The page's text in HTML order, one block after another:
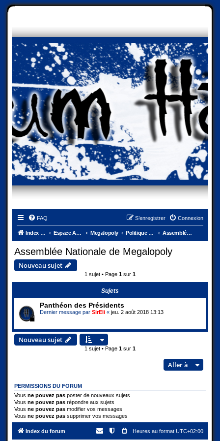
FAQ Connexion
S’enregistrer
Index du forum Espace Ambassades Megalopoly Politique et Justice Assemblée Nationale de Megalopoly
Assemblée Nationale de Megalopoly
Nouveau sujet
1 sujet • Page 1 sur 1
Sujets
Panthéon des Présidents
Dernier message par SirEli « jeu. 2 août 2018 13:13
Nouveau sujet
1 sujet • Page 1 sur 1
Aller à
PERMISSIONS DU FORUM
Vous ne pouvez pas poster de nouveaux sujets
Vous ne pouvez pas répondre aux sujets
Vous ne pouvez pas modifier vos messages
Vous ne pouvez pas supprimer vos messages
Index du forum Heures au format UTC+02:00